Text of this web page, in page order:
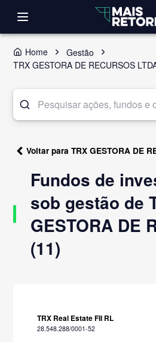
Home
Gestão
TRX GESTORA DE RECURSOS
Voltar para TRX GESTORA DE
Fundos de
sob gestão de
GESTORA DE
(11)
TRX Real Estate FII RL
28.548.288/0001-52